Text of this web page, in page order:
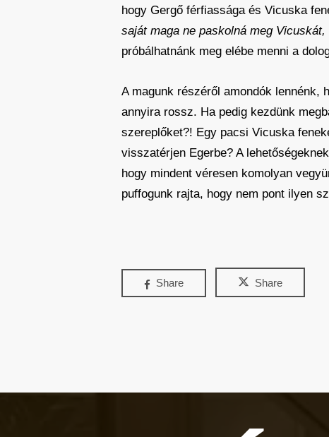
hogy Gergő férfiassága és Vicuska
saját maga ne paskolná meg
próbálhatnánk meg elébe menni a
A magunk részéről amondók
annyira rossz. Ha pedig kezdünk
szereplőket?! Egy pacsi Vicuska
visszatérjen Egerbe? A
hogy mindent véresen komolyan
puffogunk rajta, hogy nem pont ilyen
Share Share